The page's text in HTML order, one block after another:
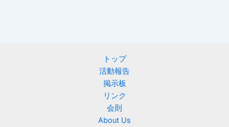
トップ
活動報告
掲示板
リンク
会則
About Us